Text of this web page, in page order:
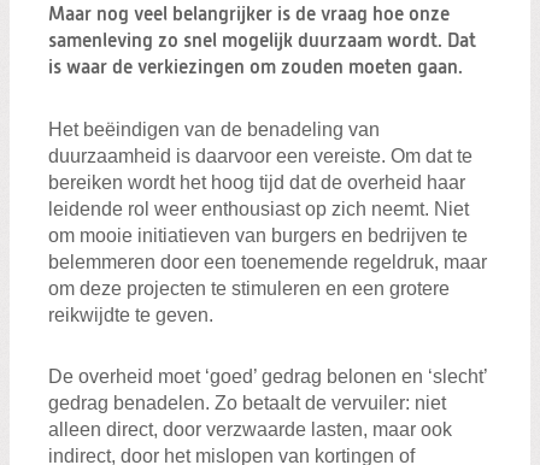
Zoeken
Maar nog veel belangrijker is de vraag hoe onze
samenleving zo snel mogelijk duurzaam wordt. Dat
is waar de verkiezingen om zouden moeten gaan.
Het beëindigen van de benadeling van
duurzaamheid is daarvoor een vereiste. Om dat te
bereiken wordt het hoog tijd dat de overheid haar
leidende rol weer enthousiast op zich neemt. Niet
om mooie initiatieven van burgers en bedrijven te
belemmeren door een toenemende regeldruk, maar
om deze projecten te stimuleren en een grotere
reikwijdte te geven.
De overheid moet ‘goed’ gedrag belonen en ‘slecht’
gedrag benadelen. Zo betaalt de vervuiler: niet
alleen direct, door verzwaarde lasten, maar ook
indirect, door het mislopen van kortingen of